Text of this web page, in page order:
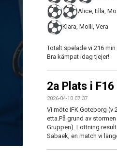
Alice, Ella,
Klara, Molli, Vera
Totalt spelade vi 216
Bra kämpat idag tjejer!
2a Plats i
2026-04-10 07:37
Vi möte IFK Goteborg (v
etta.På grund av
Gruppen). Lottning
Sabaek, en match vi